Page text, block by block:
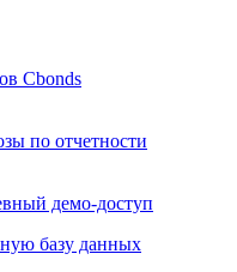
Cbonds
по отчетности
демо-доступ
базу данных